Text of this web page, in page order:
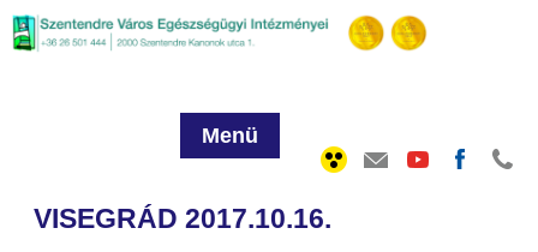
Menü
VISEGRÁD 2017.10.16.